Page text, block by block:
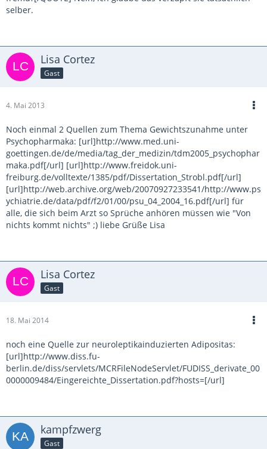
selber.
Lisa Cortez
Gast
4. Mai 2013
Noch einmal 2 Quellen zum Thema Gewichtszunahme unter
Psychopharmaka: [url]http://www.med.uni-
goettingen.de/de/media/tag_der_medizin/tdm2005_psychophar
maka.pdf[/url] [url]http://www.freidok.uni-
freiburg.de/volltexte/1385/pdf/Dissertation_Strobl.pdf[/url]
[url]http://web.archive.org/web/20070927233541/http://www.ps
ychiatrie.de/data/pdf/f2/01/00/psu_04_2004_16.pdf[/url] für
alle, die sich beim Arzt so Sprüche anhören müssen wie "Von
nichts kommt nichts" ;) liebe Grüße Lisa
Lisa Cortez
Gast
18. Mai 2014
noch eine Quelle zur neuroleptikainduzierten Adipositas:
[url]http://www.diss.fu-
berlin.de/diss/servlets/MCRFileNodeServlet/FUDISS_derivate_00
0000009484/Eingereichte_Dissertation.pdf?hosts=[/url]
kampfzwerg
Gast